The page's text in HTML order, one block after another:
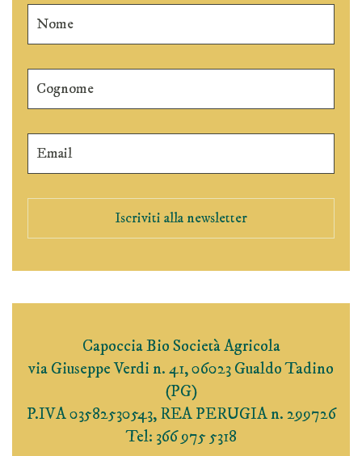
Iscriviti alla newsletter
Capoccia Bio Società Agricola
via Giuseppe Verdi n. 41, 06023 Gualdo Tadino
(PG)
P.IVA 03582530543, REA PERUGIA n. 299726
Tel: 366 975 5318